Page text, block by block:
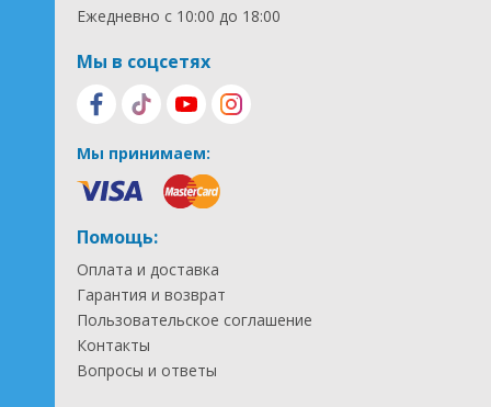
Ежедневно с 10:00 до 18:00
Мы в соцсетях
Мы принимаем:
Помощь:
Оплата и доставка
Гарантия и возврат
Пользовательское соглашение
Контакты
Вопросы и ответы